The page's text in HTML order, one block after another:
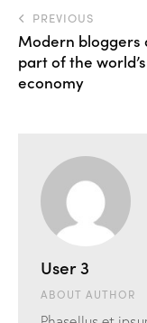
PREVIOUS
Modern bloggers
part of the world’s
economy
User 3
ABOUT AUTHOR